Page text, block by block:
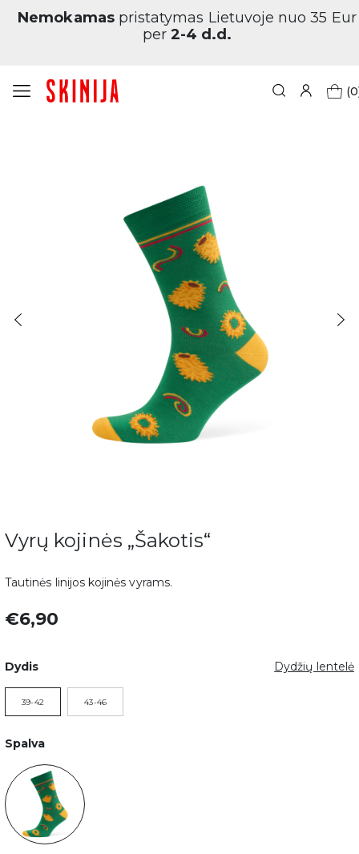
Nemokamaspristatymas Lietuvoje nuo 35 Eur
per 2-4 d.d.
Pagrindinis Dovanai Vyrų kojinės „Šakotis“
Vyrų kojinės „Šakotis“
Tautinės linijos kojinės vyrams.
€6,90
Dydis Dydžių lentelė
39-42 43-46
Spalva